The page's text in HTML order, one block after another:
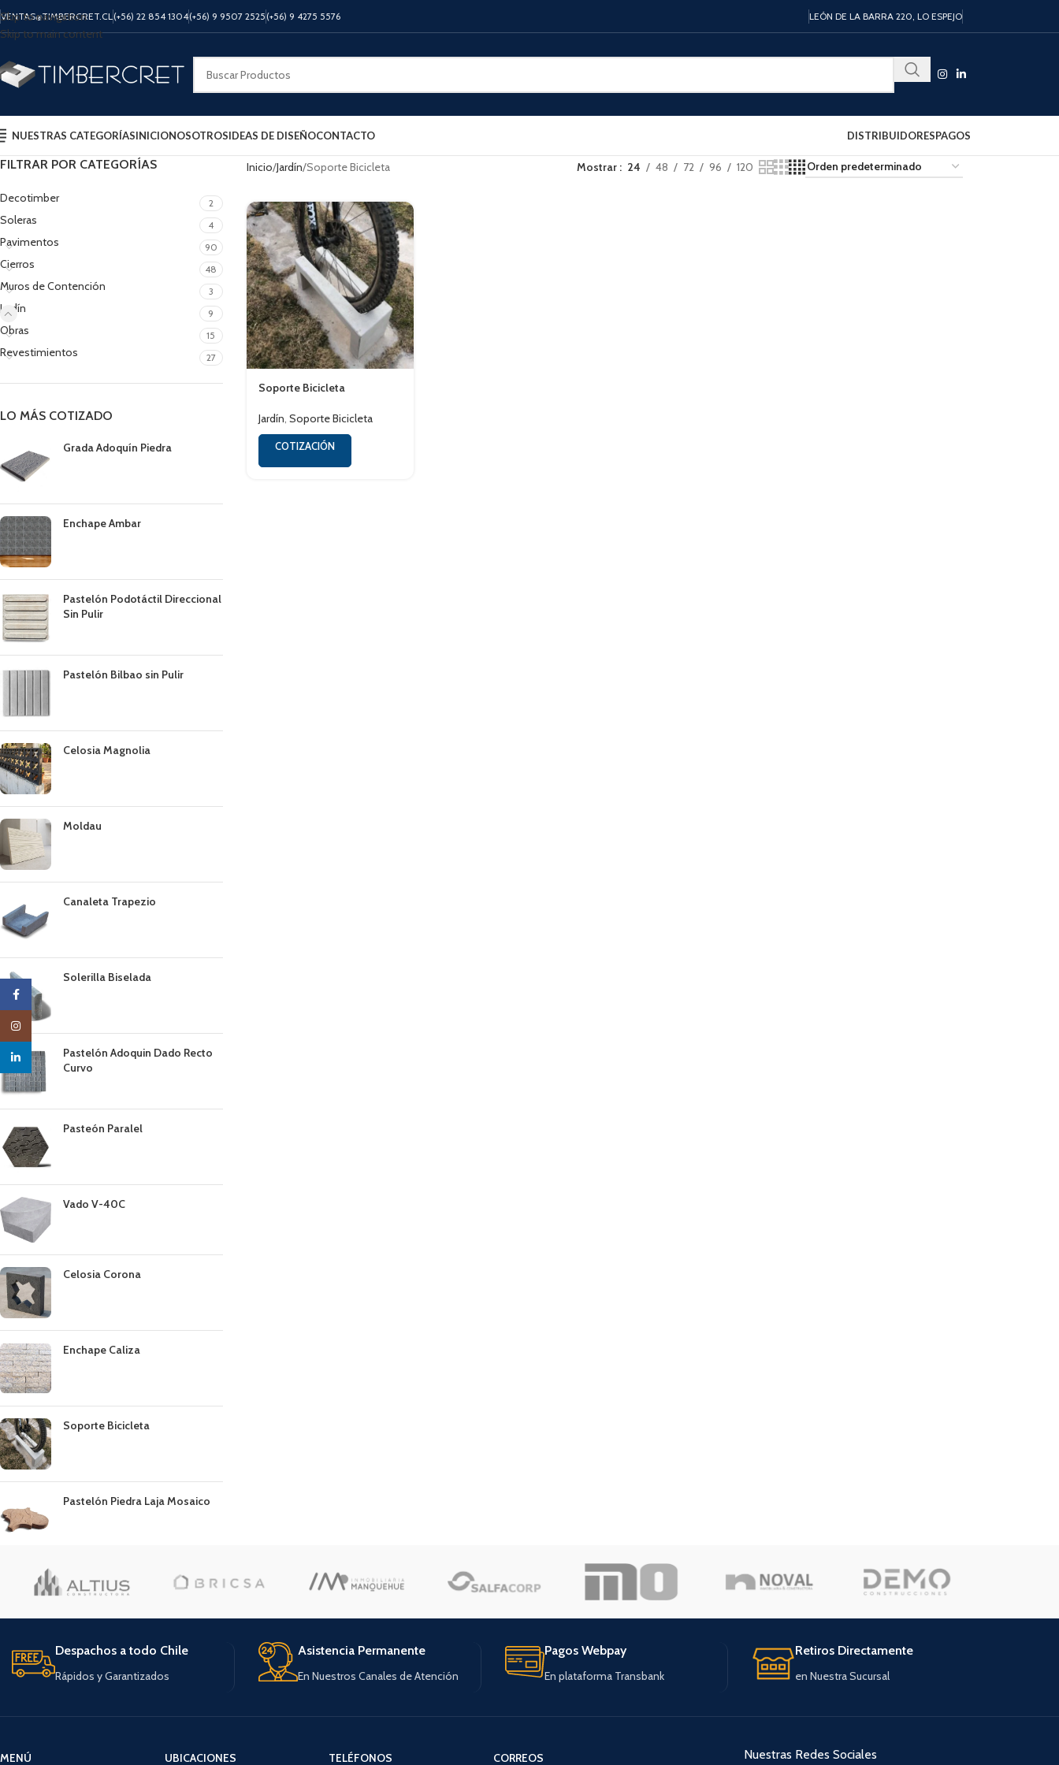
Skip to navigation
Skip to main content
VENTAS@TIMBERCRET.CL (+56) 22 854 1304(+56) 9 9507 2525(+56) 9 4275 5576 LEÓN DE LA BARRA 220, LO ESPEJO
NUESTRAS CATEGORÍASINICIONOSOTROSIDEAS DE DISEÑOCONTACTO DISTRIBUIDORESPAGOS
FILTRAR POR CATEGORÍAS
Decotimber 2
Soleras 4
Pavimentos 90
Cierros 48
Muros de Contención 3
Jardín 9
Obras 15
Revestimientos 27
LO MÁS COTIZADO
Grada Adoquín Piedra
Enchape Ambar
Pastelón Podotáctil Direccional
Sin Pulir
Pastelón Bilbao sin Pulir
Celosia Magnolia
Moldau
Canaleta Trapezio
Solerilla Biselada
Pastelón Adoquin Dado Recto
Curvo
Pasteón Paralel
Vado V-40C
Celosia Corona
Enchape Caliza
Soporte Bicicleta
Pastelón Piedra Laja Mosaico
Inicio Jardín Soporte Bicicleta Mostrar 24 48 72 96 120
Soporte Bicicleta
Jardín, Soporte Bicicleta
COTIZACIÓN
Despachos a todo Chile
Rápidos y Garantizados
Asistencia Permanente
En Nuestros Canales de Atención
Pagos Webpay
En plataforma Transbank
Retiros Directamente
en Nuestra Sucursal
MENÚ UBICACIONES TELÉFONOS CORREOS Nuestras Redes Sociales
Facebook
Instagram
linkedin